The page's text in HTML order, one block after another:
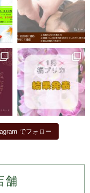
でフォロー
舗